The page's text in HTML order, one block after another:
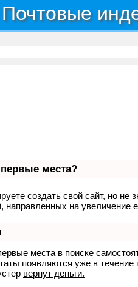
места?
создать свой сайт, но не
направленных на увеличение
места в поиске
появляются уже в
вернут деньги.